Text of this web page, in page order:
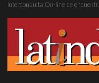
Interconsulta On-line se